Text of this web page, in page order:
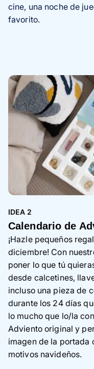
cine, una noche de
favorito.
IDEA 2
Calendario de
¡Hazle pequeños
diciembre! Con
poner lo que tú
desde calcetines,
incluso una pieza de
durante los 24 días
lo mucho que lo/la
Adviento original y
imagen de la portada
motivos navideños.